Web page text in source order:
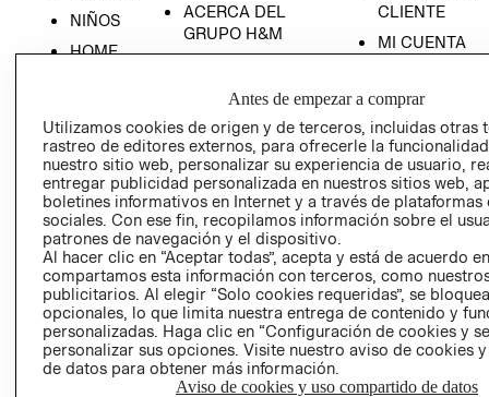
NIÑOS
HOME
ACERCA DEL
GRUPO H&M
RELACIÓN CON
INVERSIONISTAS
POLÍTICA
EMPRESARIAL
CLIENTE
MI CUENTA
TIENDAS
- RETIRO EN
TIENDA
TÉRMINOS Y
CONDICIONES
AVISO DE
PRIVACIDAD
GIFT CARD
AVISO DE
COOKIES
Antes de empezar a comprar
Utilizamos cookies de origen y de terceros, incluidas otras
rastreo de editores externos, para ofrecerle la
nuestro sitio web, personalizar su experiencia de usuario,
entregar publicidad personalizada en nuestros sitios web,
boletines informativos en Internet y a través de plataformas
sociales. Con ese fin, recopilamos información sobre el
patrones de navegación y el dispositivo.
Al hacer clic en “Aceptar todas”, acepta y está de acuerdo
compartamos esta información con terceros, como
publicitarios. Al elegir “Solo cookies requeridas”, se
opcionales, lo que limita nuestra entrega de contenido y
personalizadas. Haga clic en “Configuración de cookies y
personalizar sus opciones. Visite nuestro aviso de cookies
de datos para obtener más información.
Aviso de cookies y uso compartido de datos